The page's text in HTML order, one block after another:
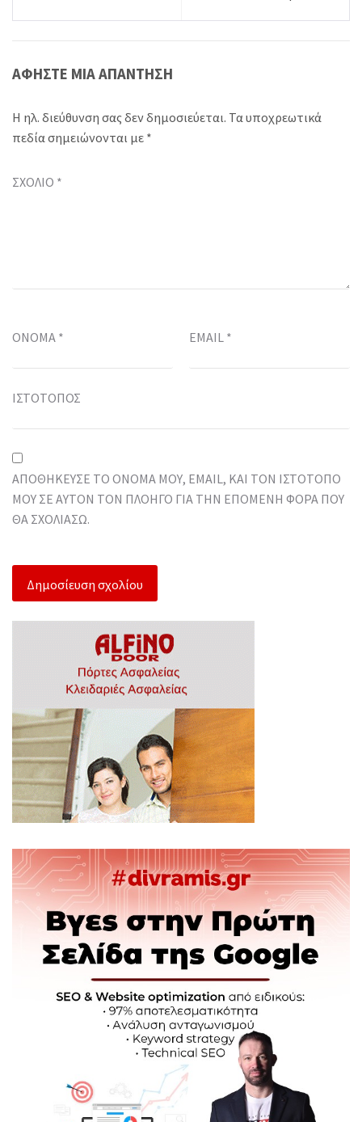
ΑΦΉΣΤΕ ΜΙΑ ΑΠΆΝΤΗΣΗ
Η ηλ. διεύθυνση σας δεν δημοσιεύεται. Τα υποχρεωτικά
πεδία σημειώνονται με *
ΣΧΌΛΙΟ *
ΌΝΟΜΑ * EMAIL *
ΙΣΤΌΤΟΠΟΣ
ΑΠΟΘΉΚΕΥΣΕ ΤΟ ΌΝΟΜΆ ΜΟΥ, EMAIL, ΚΑΙ ΤΟΝ ΙΣΤΌΤΟΠΟ
ΜΟΥ ΣΕ ΑΥΤΌΝ ΤΟΝ ΠΛΟΗΓΌ ΓΙΑ ΤΗΝ ΕΠΌΜΕΝΗ ΦΟΡΆ ΠΟΥ
ΘΑ ΣΧΟΛΙΆΣΩ.